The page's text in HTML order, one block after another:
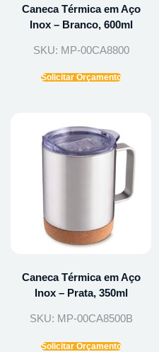
Caneca Térmica em Aço
Inox – Branco, 600ml
SKU: MP-00CA8800
Solicitar Orçamento
Caneca Térmica em Aço
Inox – Prata, 350ml
SKU: MP-00CA8500B
Solicitar Orçamento